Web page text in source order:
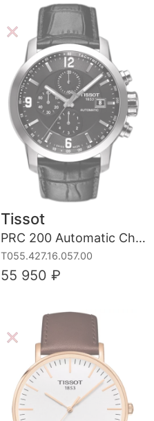
Tissot
PRC 200 Automatic Chronograph Gent
T055.427.16.057.00
55 950 ₽